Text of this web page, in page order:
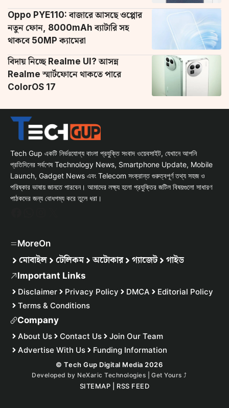
Oppo PYE110: বাজারে আসছে ওপ্পোর
নতুন ফোন, 8000mAh ব্যাটারি সহ
থাকবে 50MP ক্যামেরা
বিদায় নিচ্ছে Realme UI? আসন্ন
Realme স্মার্টফোনে থাকতে পারে
ColorOS 17
Tech Gup একটি নির্ভরযোগ্য বাংলা প্রযুক্তি সংবাদ ওয়েবসাইট, যেখানে আপনি
প্রতিদিনের সর্বশেষ Technology News, Smartphone Update, Mobile
Launch, Gadget News এবং Telecom সংক্রান্ত গুরুত্বপূর্ণ তথ্য সহজ ও
পরিষ্কার ভাষায় জানতে পারবেন। আমাদের লক্ষ্য হলো প্রযুক্তির জটিল বিষয়গুলো সাধারণ
পাঠকদের জন্য বোধগম্য করে তুলে ধরা।
MoreOn
মোবাইল টেলিকম অটোকার গ্যাজেট গাইড
Important Links
Disclaimer Privacy Policy DMCA
Editorial Policy
Terms & Conditions
Company
About Us Contact Us
Join Our Team
Advertise With Us
Funding Information
© Tech Gup Digital Media 2026
Developed by NeXaric Technologies | Get Yours ⤴︎
SITEMAP RSS FEED